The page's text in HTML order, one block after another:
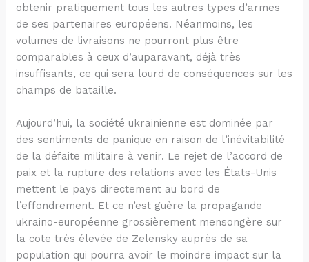
obtenir pratiquement tous les autres types d’armes
de ses partenaires européens. Néanmoins, les
volumes de livraisons ne pourront plus être
comparables à ceux d’auparavant, déjà très
insuffisants, ce qui sera lourd de conséquences sur les
champs de bataille.
Aujourd’hui, la société ukrainienne est dominée par
des sentiments de panique en raison de l’inévitabilité
de la défaite militaire à venir. Le rejet de l’accord de
paix et la rupture des relations avec les États-Unis
mettent le pays directement au bord de
l’effondrement. Et ce n’est guère la propagande
ukraino-européenne grossièrement mensongère sur
la cote très élevée de Zelensky auprès de sa
population qui pourra avoir le moindre impact sur la